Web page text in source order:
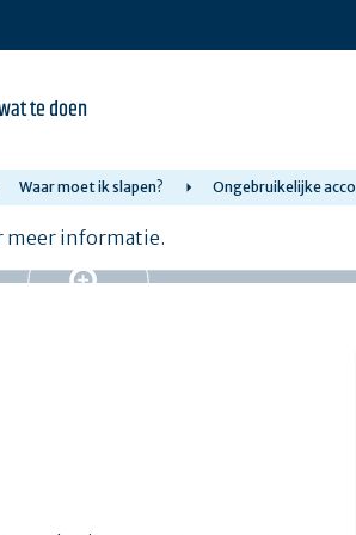
te doen
Waar moet ik slapen? Ongebruikelijke
meer informatie.